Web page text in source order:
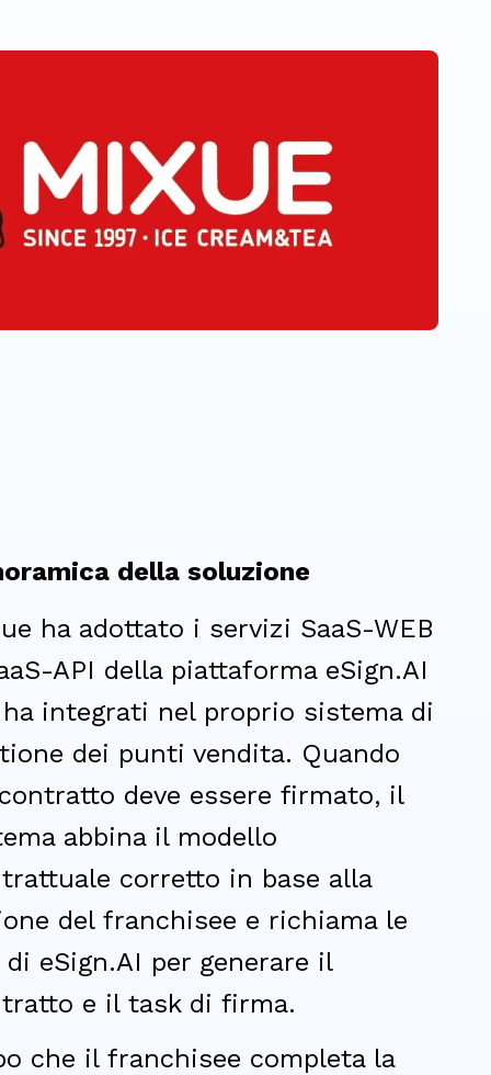
della soluzione
ha adottato i servizi SaaS-WEB
API della piattaforma eSign.AI
integrati nel proprio sistema di
dei punti vendita. Quando
deve essere firmato, il
abbina il modello
corretto in base alla
del franchisee e richiama le
di eSign.AI per generare il
e il task di firma.
che il franchisee completa la